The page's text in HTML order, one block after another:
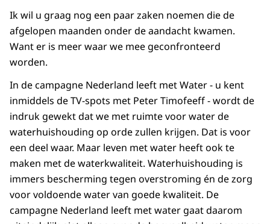
Ik wil u graag nog een paar zaken noemen die de
afgelopen maanden onder de aandacht kwamen.
Want er is meer waar we mee geconfronteerd
worden.
In de campagne Nederland leeft met Water - u kent
inmiddels de TV-spots met Peter Timofeeff - wordt de
indruk gewekt dat we met ruimte voor water de
waterhuishouding op orde zullen krijgen. Dat is voor
een deel waar. Maar leven met water heeft ook te
maken met de waterkwaliteit. Waterhuishouding is
immers bescherming tegen overstroming én de zorg
voor voldoende water van goede kwaliteit. De
campagne Nederland leeft met water gaat daarom